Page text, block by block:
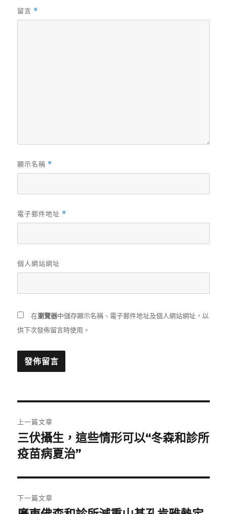
留言 *
顯示名稱 *
電子郵件地址 *
個人網站網址
在瀏覽器中儲存顯示名稱、電子郵件地址及個人網站網址，以
供下次發佈留言時使用。
章
導
覽
上一篇文章
上
一
文
章:
三伏攝生，這些情形可以“冬森和診所
疫苗病夏治”
下一篇文章